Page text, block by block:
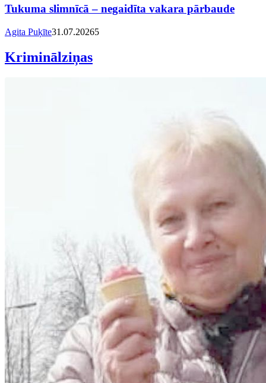
Tukuma slimnīcā – negaidīta vakara pārbaude
Agita Puķīte31.07.20265
Kriminālziņas